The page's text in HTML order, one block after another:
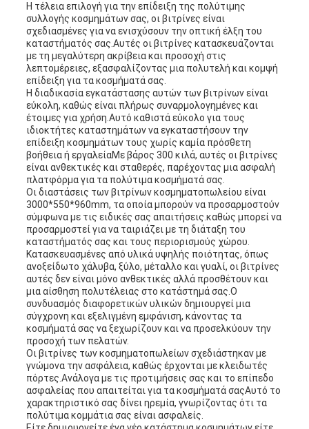
Η τέλεια επιλογή για την επίδειξη της πολύτιμης
συλλογής κοσμημάτων σας, οι βιτρίνες είναι
σχεδιασμένες για να ενισχύσουν την οπτική έλξη του
καταστήματός σας.Αυτές οι βιτρίνες κατασκευάζονται
με τη μεγαλύτερη ακρίβεια και προσοχή στις
λεπτομέρειες, εξασφαλίζοντας μια πολυτελή και κομψή
επίδειξη για τα κοσμήματά σας.
Η διαδικασία εγκατάστασης αυτών των βιτρίνων είναι
εύκολη, καθώς είναι πλήρως συναρμολογημένες και
έτοιμες για χρήση.Αυτό καθιστά εύκολο για τους
ιδιοκτήτες καταστημάτων να εγκαταστήσουν την
επίδειξη κοσμημάτων τους χωρίς καμία πρόσθετη
βοήθεια ή εργαλείαΜε βάρος 300 κιλά, αυτές οι βιτρίνες
είναι ανθεκτικές και σταθερές, παρέχοντας μια ασφαλή
πλατφόρμα για τα πολύτιμα κοσμήματά σας.
Οι διαστάσεις των βιτρίνων κοσμηματοπωλείου είναι
3000*550*960mm, τα οποία μπορούν να προσαρμοστούν
σύμφωνα με τις ειδικές σας απαιτήσεις.καθώς μπορεί να
προσαρμοστεί για να ταιριάζει με τη διάταξη του
καταστήματός σας και τους περιορισμούς χώρου.
Κατασκευασμένες από υλικά υψηλής ποιότητας, όπως
ανοξείδωτο χάλυβα, ξύλο, μέταλλο και γυαλί, οι βιτρίνες
αυτές δεν είναι μόνο ανθεκτικές αλλά προσθέτουν και
μια αίσθηση πολυτέλειας στο κατάστημά σας.Ο
συνδυασμός διαφορετικών υλικών δημιουργεί μια
σύγχρονη και εξελιγμένη εμφάνιση, κάνοντας τα
κοσμήματά σας να ξεχωρίζουν και να προσελκύουν την
προσοχή των πελατών.
Οι βιτρίνες των κοσμηματοπωλείων σχεδιάστηκαν με
γνώμονα την ασφάλεια, καθώς έρχονται με κλειδωτές
πόρτες.Ανάλογα με τις προτιμήσεις σας και το επίπεδο
ασφαλείας που απαιτείται για τα κοσμήματά σαςΑυτό το
χαρακτηριστικό σας δίνει ηρεμία, γνωρίζοντας ότι τα
πολύτιμα κομμάτια σας είναι ασφαλείς.